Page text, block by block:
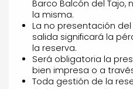
Barco Balcón del
la misma.
La no presentación
salida significará la
la reserva.
Será obligatoria la
bien impresa o a
Toda gestión de la